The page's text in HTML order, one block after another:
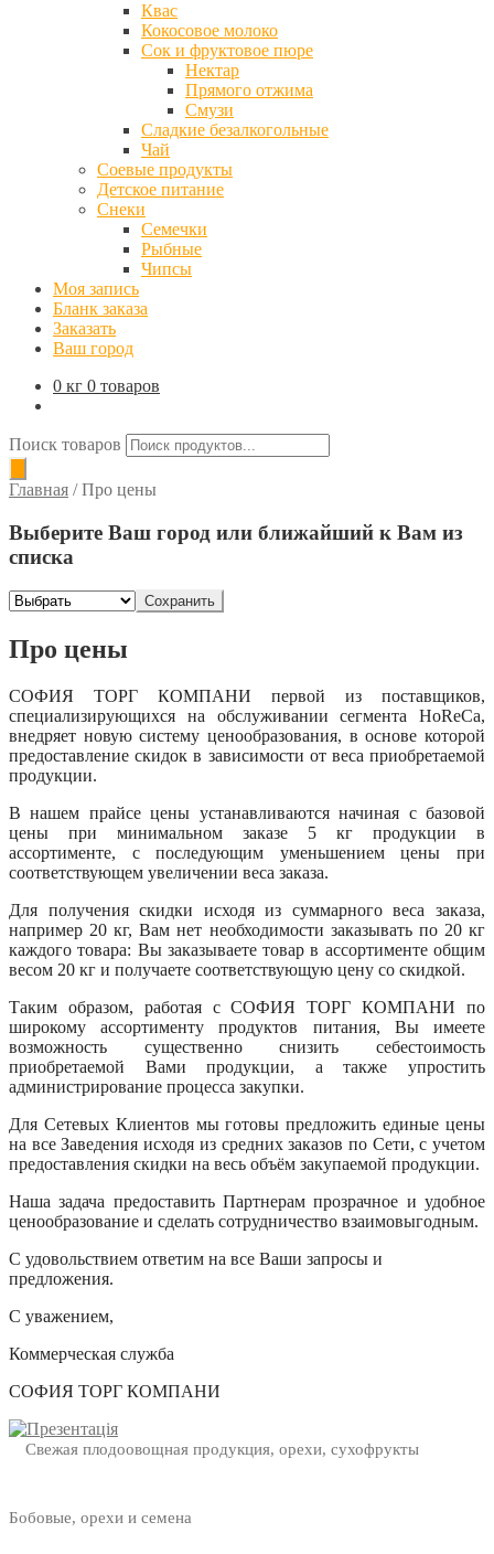
Квас
Кокосовое молоко
Сок и фруктовое пюре
Нектар
Прямого отжима
Смузи
Сладкие безалкогольные
Чай
Соевые продукты
Детское питание
Снеки
Семечки
Рыбные
Чипсы
Моя запись
Бланк заказа
Заказать
Ваш город
0 кг 0 товаров
Поиск товаров
Главная /Про цены
Выберите Ваш город или ближайший к Вам из
списка
Сохранить
Про цены
СОФИЯ ТОРГ КОМПАНИ первой из поставщиков,
специализирующихся на обслуживании сегмента HoReCa,
внедряет новую систему ценообразования, в основе которой
предоставление скидок в зависимости от веса приобретаемой
продукции.
В нашем прайсе цены устанавливаются начиная с базовой
цены при минимальном заказе 5 кг продукции в
ассортименте, с последующим уменьшением цены при
соответствующем увеличении веса заказа.
Для получения скидки исходя из суммарного веса заказа,
например 20 кг, Вам нет необходимости заказывать по 20 кг
каждого товара: Вы заказываете товар в ассортименте общим
весом 20 кг и получаете соответствующую цену со скидкой.
Таким образом, работая с СОФИЯ ТОРГ КОМПАНИ по
широкому ассортименту продуктов питания, Вы имеете
возможность существенно снизить себестоимость
приобретаемой Вами продукции, а также упростить
администрирование процесса закупки.
Для Сетевых Клиентов мы готовы предложить единые цены
на все Заведения исходя из средних заказов по Сети, с учетом
предоставления скидки на весь объём закупаемой продукции.
Наша задача предоставить Партнерам прозрачное и удобное
ценообразование и сделать сотрудничество взаимовыгодным.
С удовольствием ответим на все Ваши запросы и
предложения.
С уважением,
Коммерческая служба
СОФИЯ ТОРГ КОМПАНИ
Свежая плодоовощная продукция, орехи, сухофрукты
Бобовые, орехи и семена